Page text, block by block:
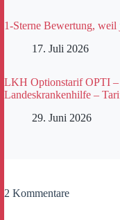
1-Sterne Bewertung, weil
17. Juli 2026
LKH Optionstarif OPTI
Landeskrankenhilfe –
29. Juni 2026
2 Kommentare